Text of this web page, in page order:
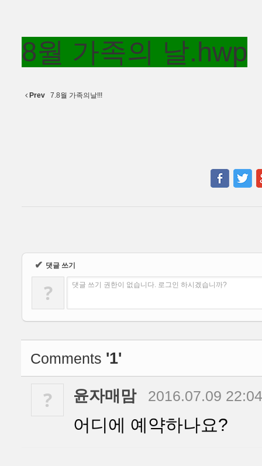
8월 가족의 날.hwp
Prev 7.8월 가족의날!!!
✔ 댓글 쓰기
? 댓글 쓰기 권한이 없습니다. 로그인 하시겠습니까?
Comments '1'
? 윤자매맘 2016.07.09 22:04
어디에 예약하나요?